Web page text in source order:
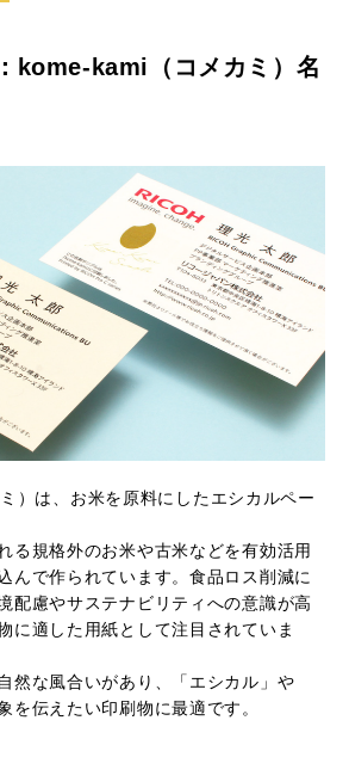
kome-kami（コメカミ）名
）は、お米を原料にしたエシカルペー
る規格外のお米や古米などを有効活用
んで作られています。食品ロス削減に
配慮やサステナビリティへの意識が高
に適した用紙として注目されていま
然な風合いがあり、「エシカル」や
を伝えたい印刷物に最適です。